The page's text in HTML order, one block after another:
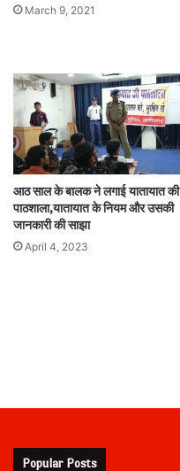
March 9, 2021
आठ साल के बालक ने लगाई यातायात की
पाठशाला,यातायात के नियम और उसकी
जानकारी की साझा
April 4, 2023
Popular Posts